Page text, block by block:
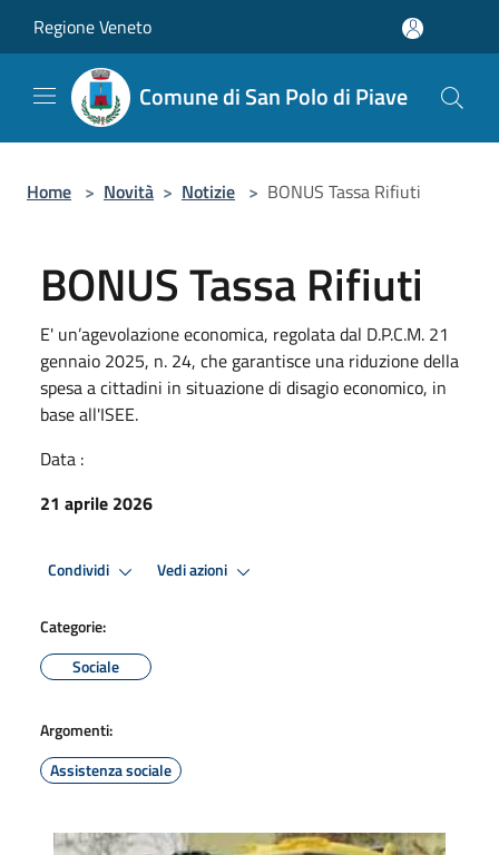
Regione Veneto
Comune di San Polo di Piave
Home > Novità > Notizie > BONUS Tassa Rifiuti
BONUS Tassa Rifiuti
E' un’agevolazione economica, regolata dal D.P.C.M. 21
gennaio 2025, n. 24, che garantisce una riduzione della
spesa a cittadini in situazione di disagio economico, in
base all'ISEE.
Data :
21 aprile 2026
Condividi Vedi azioni
Categorie:
Sociale
Argomenti:
Assistenza sociale